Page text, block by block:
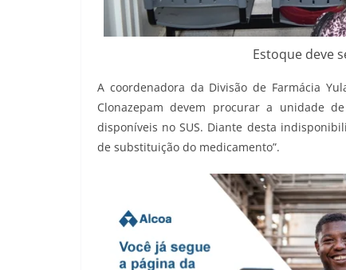
Estoque deve
A coordenadora da Divisão de Farmácia
Clonazepam devem procurar a unidade
disponíveis no SUS. Diante desta
de substituição do medicamento”.